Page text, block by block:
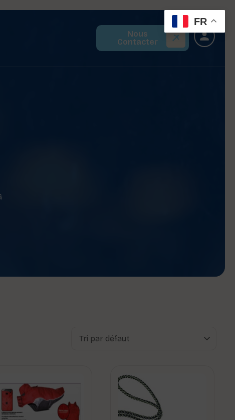
Nous
Contacter
FR